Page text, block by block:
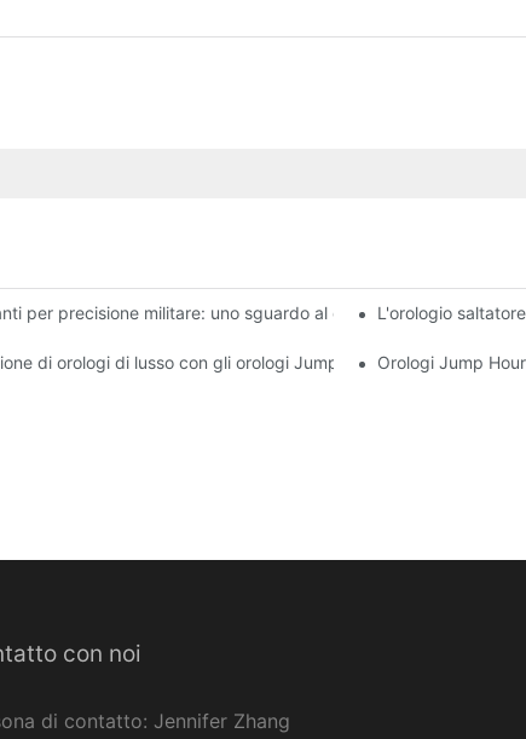
per precisione militare: uno sguardo al designL'orologio
di orologi di lusso con gli orologi Jump HourOrologi Jump
con noi
di contatto: Jennifer Zhang